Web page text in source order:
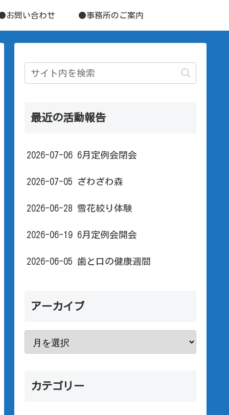
お問い合わせ ●事務所のご案内
最近の活動報告
2026-07-06 6月定例会閉会
2026-07-05 ざわざわ森
2026-06-28 雪花絞り体験
2026-06-19 6月定例会開会
2026-06-05 歯と口の健康週間
アーカイブ
カテゴリー